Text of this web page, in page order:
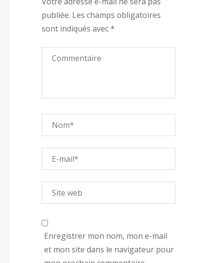
publiée. Les champs obligatoires
sont indiqués avec*
Enregistrer mon nom, mon e-mail
et mon site dans le navigateur pour